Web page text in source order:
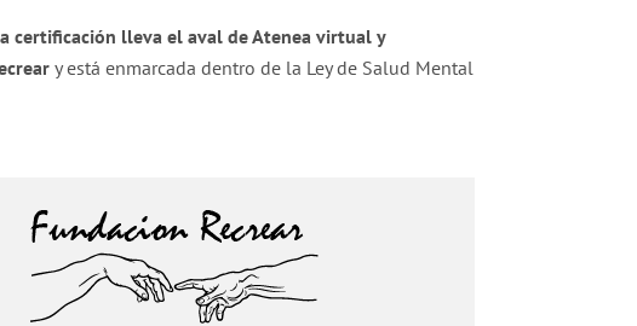
certificación lleva el aval de Atenea virtual y
y está enmarcada dentro de la Ley de Salud Mental